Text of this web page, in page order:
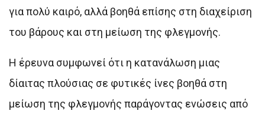
για πολύ καιρό, αλλά βοηθά επίσης στη διαχείριση
του βάρους και στη μείωση της φλεγμονής.
Η έρευνα συμφωνεί ότι η κατανάλωση μιας
δίαιτας πλούσιας σε φυτικές ίνες βοηθά στη
μείωση της φλεγμονής παράγοντας ενώσεις από